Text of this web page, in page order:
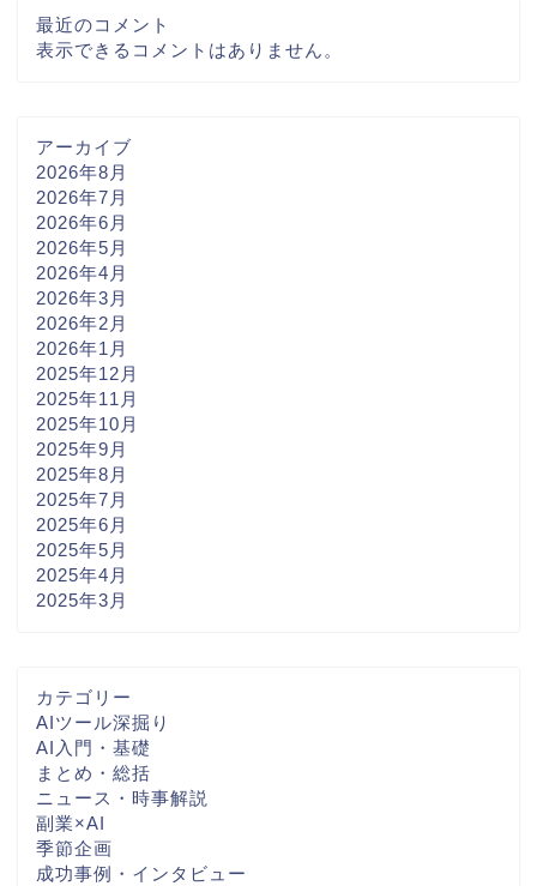
最近のコメント
表示できるコメントはありません。
アーカイブ
2026年8月
2026年7月
2026年6月
2026年5月
2026年4月
2026年3月
2026年2月
2026年1月
2025年12月
2025年11月
2025年10月
2025年9月
2025年8月
2025年7月
2025年6月
2025年5月
2025年4月
2025年3月
カテゴリー
AIツール深掘り
AI入門・基礎
まとめ・総括
ニュース・時事解説
副業×AI
季節企画
成功事例・インタビュー